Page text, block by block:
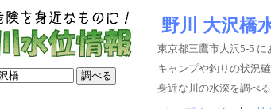
野川 大沢橋
東京都三鷹市大沢5-5 に
キャンプや釣りの状況
身近な川の水深を調べ